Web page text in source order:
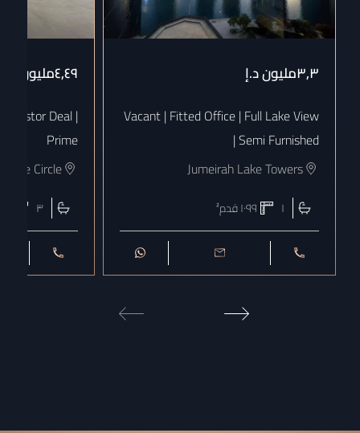
٣٫٣مليون د.إ
Vacant | Fitted Office | Full Lake View
| Semi Furnished
Jumeirah Lake Towers
١ ١٠٩٩قدم²
٤٫٤٩مليون
Deal |
Prime
Circle
٣